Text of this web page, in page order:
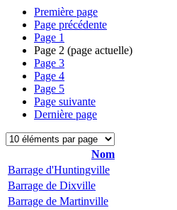
Première page
Page précédente
Page 1
Page 2 (page actuelle)
Page 3
Page 4
Page 5
Page suivante
Dernière page
Nom
Barrage d'Huntingville
Barrage de Dixville
Barrage de Martinville